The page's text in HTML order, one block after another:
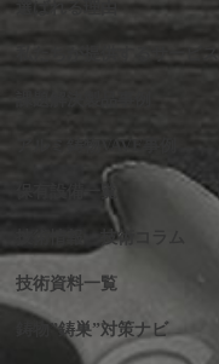
選ばれる理由
私たちが提供するサービス
アルミ鋳物VAVE事例
技術情報・技術コラム
技術資料一覧
鋳物”鋳巣”対策ナビ